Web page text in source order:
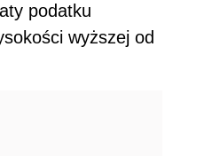
podatku
wyższej od